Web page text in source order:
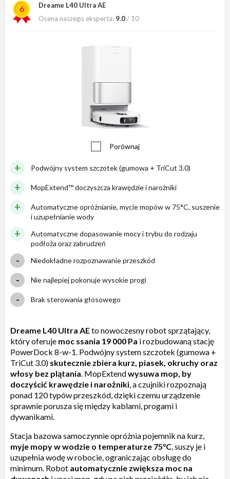
6
Dreame L40 Ultra AE
Ocena naszego eksperta: 9.0/ 10
Porównaj
Podwójny system szczotek (gumowa + TriCut 3.0)
MopExtend™ doczyszcza krawędzie i narożniki
Automatyczne opróżnianie, mycie mopów w 75°C, suszenie
i uzupełnianie wody
Automatyczne dopasowanie mocy i trybu do rodzaju
podłoża oraz zabrudzeń
Niedokładne rozpoznawanie przeszkód
Nie najlepiej pokonuje wysokie progi
Brak sterowania głosowego
Dreame L40 Ultra AEto nowoczesny robot sprzątający,
który oferuje moc ssania 19 000 Pa i rozbudowaną stację
PowerDock 8-w-1. Podwójny system szczotek (gumowa +
TriCut 3.0) skutecznie zbiera kurz, piasek, okruchy oraz
włosy bez plątania. MopExtendwysuwa mop, by
doczyścić krawędzie i narożniki, a czujniki rozpoznają
ponad 120 typów przeszkód, dzięki czemu urządzenie
sprawnie porusza się między kablami, progami i
dywanikami.
Stacja bazowa samoczynnie opróżnia pojemnik na kurz,
myje mopy w wodzie o temperaturze 75°C, suszy je i
uzupełnia wodę w robocie, ograniczając obsługę do
minimum. Robot automatycznie zwiększa moc na